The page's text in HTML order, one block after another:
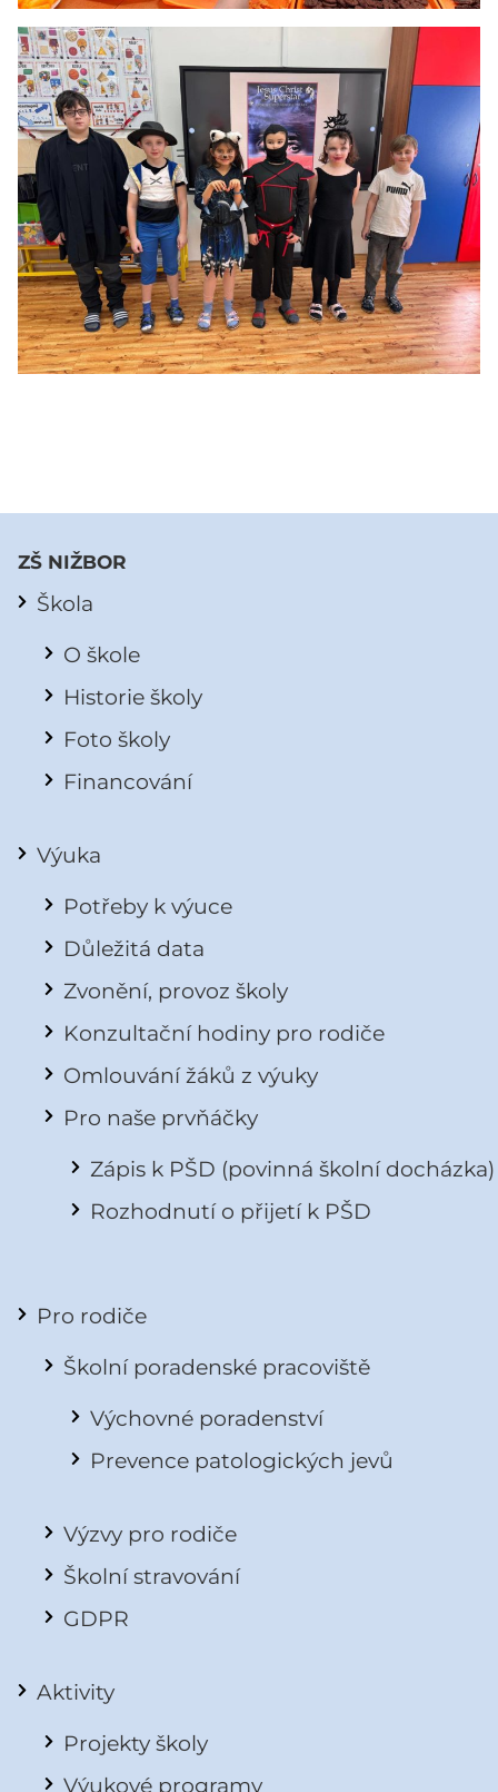
ZŠ NIŽBOR
Škola
O škole
Historie školy
Foto školy
Financování
Výuka
Potřeby k výuce
Důležitá data
Zvonění, provoz školy
Konzultační hodiny pro rodiče
Omlouvání žáků z výuky
Pro naše prvňáčky
Zápis k PŠD (povinná školní docházka)
Rozhodnutí o přijetí k PŠD
Pro rodiče
Školní poradenské pracoviště
Výchovné poradenství
Prevence patologických jevů
Výzvy pro rodiče
Školní stravování
GDPR
Aktivity
Projekty školy
Výukové programy